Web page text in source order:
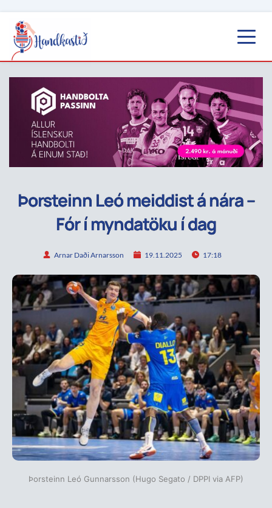
Þorsteinn Leó meiddist á nára –
Fór í myndatöku í dag
Arnar Daði Arnarsson 19.11.2025 17:18
Þorsteinn Leó Gunnarsson (Hugo Segato / DPPI via AFP)